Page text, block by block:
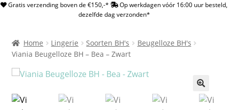
Gratis verzending boven de €150,-*
Op werkdagen vóór 16:00 uur besteld,
dezelfde dag verzonden*
Home Lingerie Soorten BH's
Beugelloze BH's
Viania Beugelloze BH – Bea – Zwart
🔍